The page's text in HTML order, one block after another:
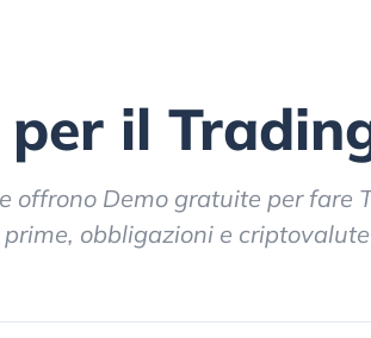
il
offrono Demo gratuite per fare
obbligazioni e